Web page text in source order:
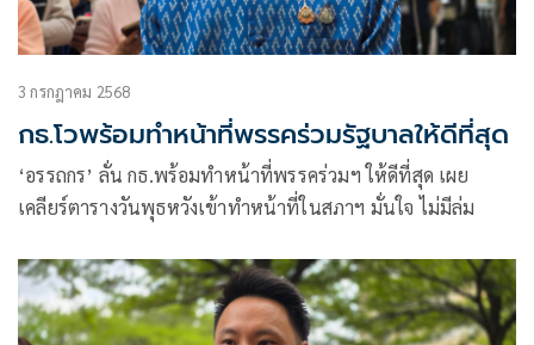
3 กรกฎาคม 2568
กธ.โวพร้อมทำหน้าที่พรรคร่วมรัฐบาลให้ดีที่สุด
‘อรรถกร’ ลั่น กธ.พร้อมทำหน้าที่พรรคร่วมฯ ให้ดีที่สุด เผย
เคลียร์ตารางวันพุธหวังเข้าทำหน้าที่ในสภาฯ มั่นใจ ไม่มีล่ม